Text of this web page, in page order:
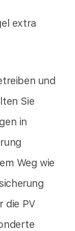
extra
und
Sie
in
Weg wie
die PV